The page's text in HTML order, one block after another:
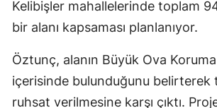
Kelibişler mahallelerinde toplam
bir alanı kapsaması planlanıyor.
Öztunç, alanın Büyük Ova Koruma
içerisinde bulunduğunu belirterek
ruhsat verilmesine karşı çıktı.